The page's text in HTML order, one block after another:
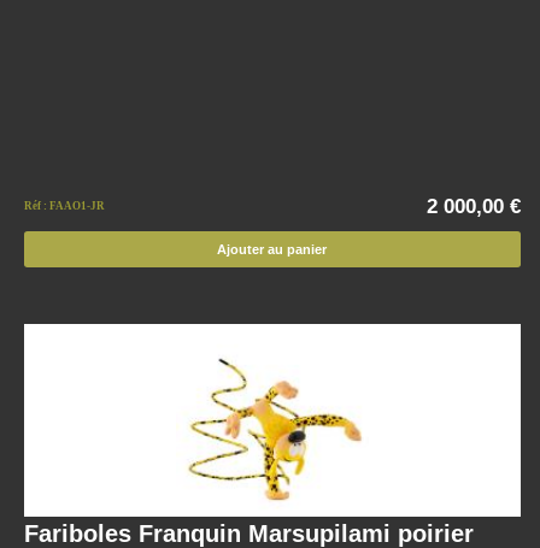
Réf : FAAO1-JR 2 000,00 €
Ajouter au panier
Fariboles Franquin Marsupilami poirier